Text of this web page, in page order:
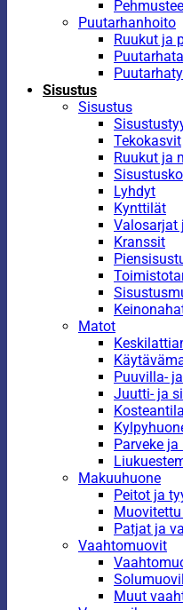
Puutarhanhoito
Ruukut ja
Sisustus
Sisustus
Tekokasvit
Ruukut ja
Lyhdyt
Kynttilät
Valosarjat
Kranssit
Matot
Puuvilla-
Juutti- ja
Parveke
Makuuhuone
Peitot ja
Patjat ja
Vaahtomuovit
Muut